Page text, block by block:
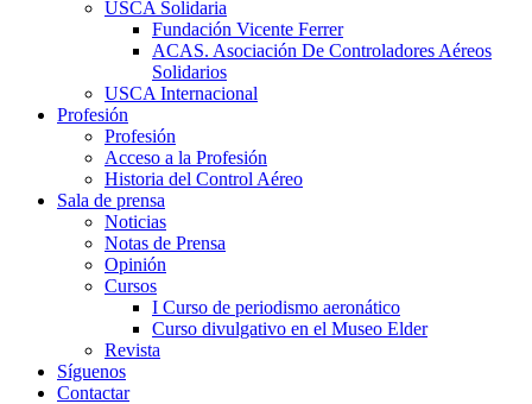
USCA Solidaria
Fundación Vicente Ferrer
ACAS. Asociación De Controladores Aéreos
Solidarios
USCA Internacional
Profesión
Profesión
Acceso a la Profesión
Historia del Control Aéreo
Sala de prensa
Noticias
Notas de Prensa
Opinión
Cursos
I Curso de periodismo aeronático
Curso divulgativo en el Museo Elder
Revista
Síguenos
Contactar